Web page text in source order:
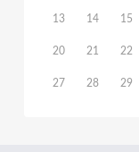
13 14 15
20 21 22
27 28 29